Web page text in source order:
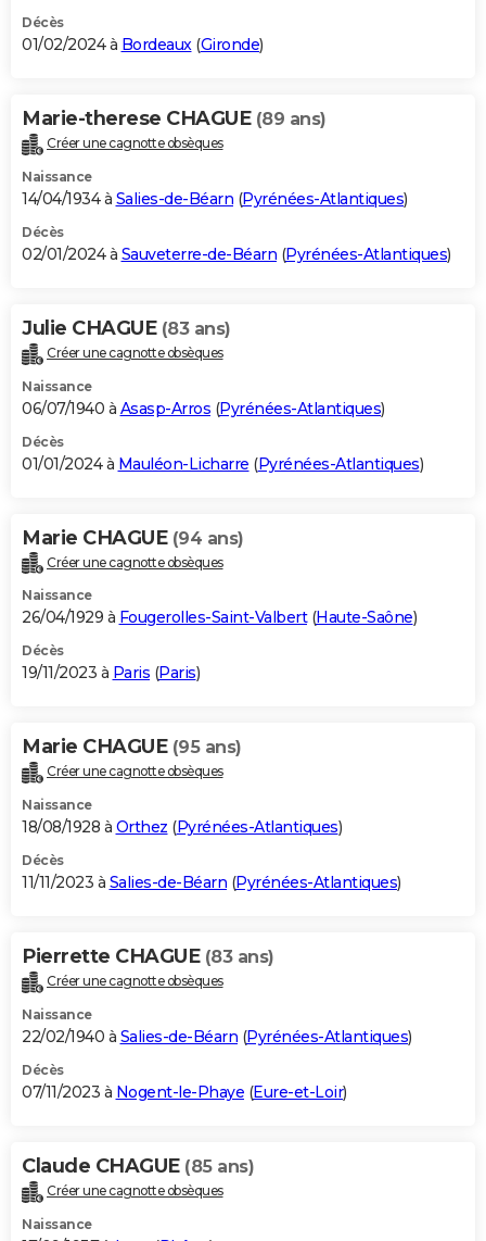
Décès
01/02/2024 à Bordeaux(Gironde)
Marie-therese CHAGUE (89 ans)
Créer une cagnotte obsèques
Naissance
14/04/1934 à Salies-de-Béarn (Pyrénées-Atlantiques)
Décès
02/01/2024 à Sauveterre-de-Béarn (Pyrénées-Atlantiques)
Julie CHAGUE (83 ans)
Créer une cagnotte obsèques
Naissance
06/07/1940 à Asasp-Arros (Pyrénées-Atlantiques)
Décès
01/01/2024 à Mauléon-Licharre (Pyrénées-Atlantiques)
Marie CHAGUE (94 ans)
Créer une cagnotte obsèques
Naissance
26/04/1929 à Fougerolles-Saint-Valbert(Haute-Saône)
Décès
19/11/2023 à Paris (Paris)
Marie CHAGUE (95 ans)
Créer une cagnotte obsèques
Naissance
18/08/1928 à Orthez (Pyrénées-Atlantiques)
Décès
11/11/2023 à Salies-de-Béarn (Pyrénées-Atlantiques)
Pierrette CHAGUE (83 ans)
Créer une cagnotte obsèques
Naissance
22/02/1940 à Salies-de-Béarn (Pyrénées-Atlantiques)
Décès
07/11/2023 à Nogent-le-Phaye (Eure-et-Loir)
Claude CHAGUE (85 ans)
Créer une cagnotte obsèques
Naissance